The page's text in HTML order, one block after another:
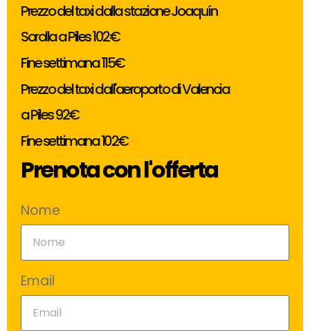
Prezzo del taxi dalla stazione Joaquín
Sorolla a Piles 102€
Fine settimana 115€
Prezzo del taxi dall'aeroporto di Valencia
a Piles 92€
Fine settimana 102€
Prenota con l'offerta
Nome
Email